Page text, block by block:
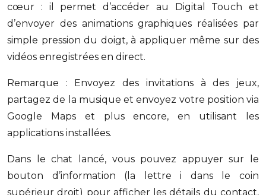
cœur : il permet d’accéder au Digital Touch et
d’envoyer des animations graphiques réalisées par
simple pression du doigt, à appliquer même sur des
vidéos enregistrées en direct.
Remarque : Envoyez des invitations à des jeux,
partagez de la musique et envoyez votre position via
Google Maps et plus encore, en utilisant les
applications installées.
Dans le chat lancé, vous pouvez appuyer sur le
bouton d’information (la lettre i dans le coin
supérieur droit) pour afficher les détails du contact,